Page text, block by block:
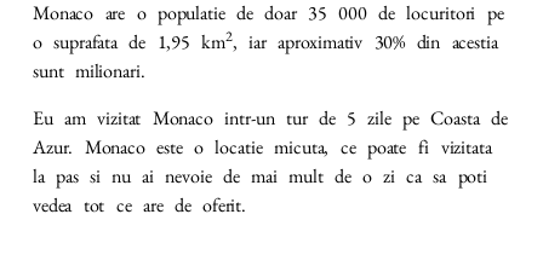
Monaco are o populatie de doar 35 000 de locuritori pe
o suprafata de 1,95 km2, iar aproximativ 30% din acestia
sunt milionari.
Eu am vizitat Monaco intr-un tur de 5 zile pe Coasta de
Azur. Monaco este o locatie micuta, ce poate fi vizitata
la pas si nu ai nevoie de mai mult de o zi ca sa poti
vedea tot ce are de oferit.